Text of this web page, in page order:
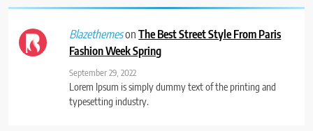
BlazethemesonThe Best Street Style From Paris
Fashion Week Spring
September 29, 2022
Lorem Ipsum is simply dummy text of the printing and
typesetting industry.